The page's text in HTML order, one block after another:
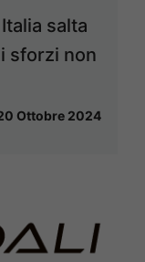
salta
sforzi non
Ottobre 2024